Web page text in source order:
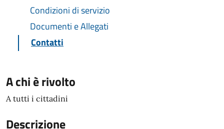
Condizioni di servizio
Documenti e Allegati
Contatti
A chi è rivolto
A tutti i cittadini
Descrizione